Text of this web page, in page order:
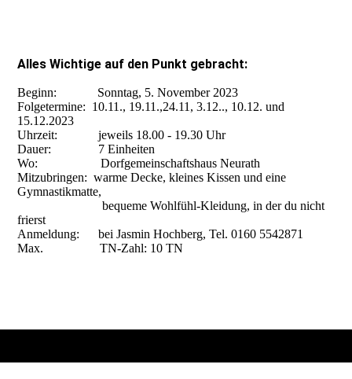
Alles Wichtige auf den Punkt gebracht:
Beginn: Sonntag, 5. November 2023
Folgetermine: 10.11., 19.11.,24.11, 3.12.., 10.12. und
15.12.2023
Uhrzeit: jeweils 18.00 - 19.30 Uhr
Dauer: 7 Einheiten
Wo: Dorfgemeinschaftshaus Neurath
Mitzubringen: warme Decke, kleines Kissen und eine
Gymnastikmatte,
bequeme Wohlfühl-Kleidung, in der du nicht
frierst
Anmeldung: bei Jasmin Hochberg, Tel. 0160 5542871
Max. TN-Zahl: 10 TN